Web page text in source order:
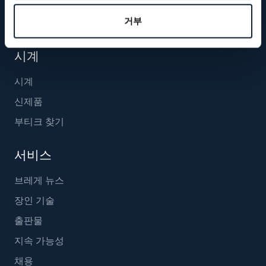
거부
시계
시계
신제품
부티크 찾기
서비스
브레게 뉴스
장인 기술
출판물
지속 가능성
채용